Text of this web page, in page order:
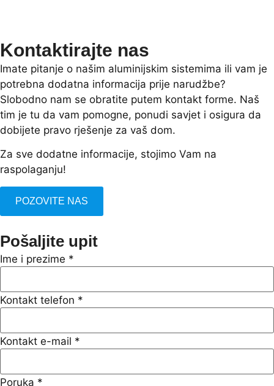
Kontaktirajte nas
Imate pitanje o našim aluminijskim sistemima ili vam je
potrebna dodatna informacija prije narudžbe?
Slobodno nam se obratite putem kontakt forme. Naš
tim je tu da vam pomogne, ponudi savjet i osigura da
dobijete pravo rješenje za vaš dom.
Za sve dodatne informacije, stojimo Vam na
raspolaganju!
POZOVITE NAS
Pošaljite upit
Ime i prezime *
Kontakt telefon *
Kontakt e-mail *
Poruka *